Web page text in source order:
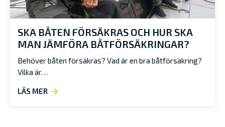
SKA BÅTEN FÖRSÄKRAS OCH HUR SKA
MAN JÄMFÖRA BÅTFÖRSÄKRINGAR?
Behöver båten försäkras? Vad är en bra båtförsäkring?
Vilka är…
LÄS MER